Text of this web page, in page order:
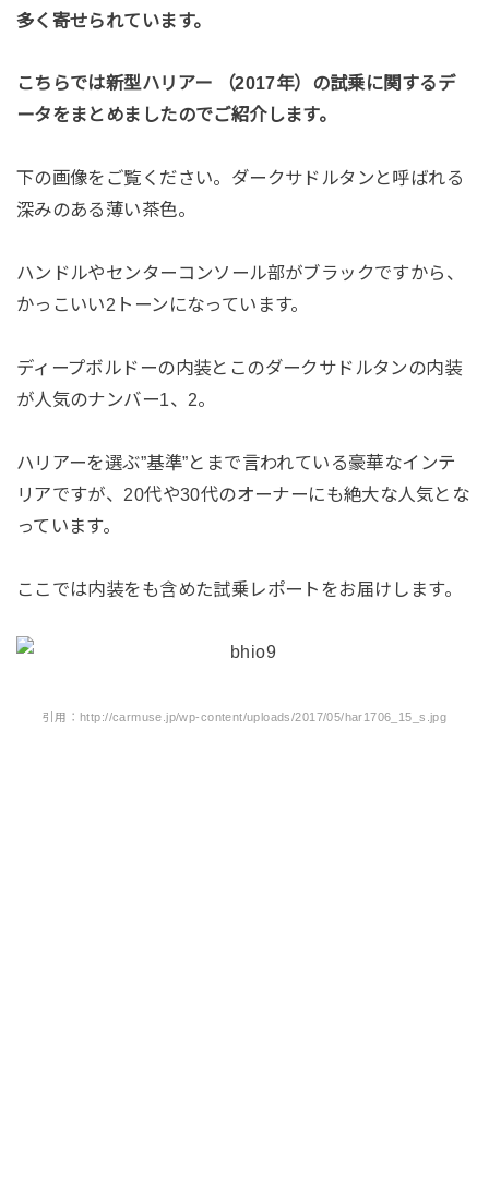
多く寄せられています。
こちらでは新型ハリアー （2017年）の試乗に関するデ
ータをまとめましたのでご紹介します。
下の画像をご覧ください。ダークサドルタンと呼ばれる
深みのある薄い茶色。
ハンドルやセンターコンソール部がブラックですから、
かっこいい2トーンになっています。
ディープボルドーの内装とこのダークサドルタンの内装
が人気のナンバー1、2。
ハリアーを選ぶ”基準”とまで言われている豪華なインテ
リアですが、20代や30代のオーナーにも絶大な人気とな
っています。
ここでは内装をも含めた試乗レポートをお届けします。
引用：http://carmuse.jp/wp-content/uploads/2017/05/har1706_15_s.jpg